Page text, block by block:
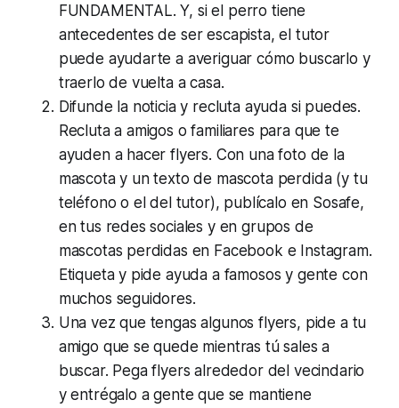
FUNDAMENTAL. Y, si el perro tiene
antecedentes de ser escapista, el tutor
puede ayudarte a averiguar cómo buscarlo y
traerlo de vuelta a casa.
Difunde la noticia y recluta ayuda si puedes.
Recluta a amigos o familiares para que te
ayuden a hacer flyers. Con una foto de la
mascota y un texto de mascota perdida (y tu
teléfono o el del tutor), publícalo en Sosafe,
en tus redes sociales y en grupos de
mascotas perdidas en Facebook e Instagram.
Etiqueta y pide ayuda a famosos y gente con
muchos seguidores.
Una vez que tengas algunos flyers, pide a tu
amigo que se quede mientras tú sales a
buscar. Pega flyers alrededor del vecindario
y entrégalo a gente que se mantiene